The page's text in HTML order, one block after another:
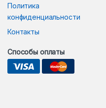
Политика
конфиденциальности
Контакты
Способы оплаты